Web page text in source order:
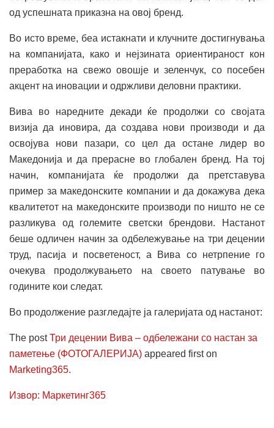
од успешната приказна на овој бренд.
Во исто време, беа истакнати и клучните достигнувања
на компанијата, како и нејзината ориентираност кон
преработка на свежо овошје и зеленчук, со посебен
акцент на иновации и одржливи деловни практики.
Вива во наредните декади ќе продолжи со својата
визија да иновира, да создава нови производи и да
освојува нови пазари, со цел да остане лидер во
Македонија и да прерасне во глобален бренд. На тој
начин, компанијата ќе продолжи да претставува
пример за македонските компании и да докажува дека
квалитетот на македонските производи по ништо не се
разликува од големите светски брендови. Настанот
беше одличен начин за одбележување на три децении
труд, пасија и посветеност, а Вива со нетрпение го
очекува продолжувањето на своето патување во
годините кои следат.
Во продолжение разгледајте ја галеријата од настанот:
The postТри децении Вива – одбележани со настан за
паметење (ФОТОГАЛЕРИЈА) appeared first on
Marketing365.
Извор: Маркетинг365